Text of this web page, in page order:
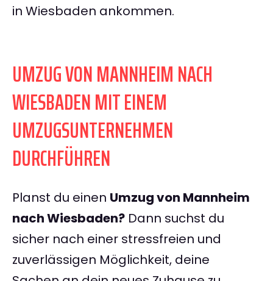
in Wiesbaden ankommen.
UMZUG VON MANNHEIM NACH
WIESBADEN MIT EINEM
UMZUGSUNTERNEHMEN
DURCHFÜHREN
Planst du einen Umzug von Mannheim
nach Wiesbaden? Dann suchst du
sicher nach einer stressfreien und
zuverlässigen Möglichkeit, deine